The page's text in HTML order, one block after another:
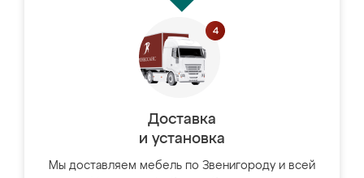
Доставка
и установка
Мы доставляем мебель по Звенигороду и всей